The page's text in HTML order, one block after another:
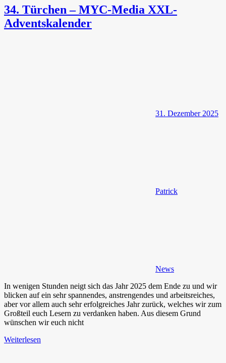
34. Türchen – MYC-Media XXL-
Adventskalender
31. Dezember 2025
Patrick
News
In wenigen Stunden neigt sich das Jahr 2025 dem Ende zu und wir
blicken auf ein sehr spannendes, anstrengendes und arbeitsreiches,
aber vor allem auch sehr erfolgreiches Jahr zurück, welches wir zum
Großteil euch Lesern zu verdanken haben. Aus diesem Grund
wünschen wir euch nicht
Weiterlesen